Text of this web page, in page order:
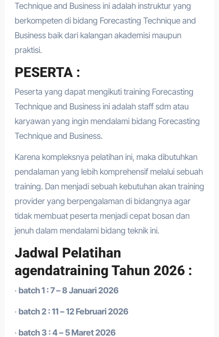
Technique and Business ini adalah instruktur yang
berkompeten di bidang Forecasting Technique and
Business baik dari kalangan akademisi maupun
praktisi.
PESERTA :
Peserta yang dapat mengikuti training Forecasting
Technique and Business ini adalah staff sdm atau
karyawan yang ingin mendalami bidang Forecasting
Technique and Business.
Karena kompleksnya pelatihan ini, maka dibutuhkan
pendalaman yang lebih komprehensif melalui sebuah
training. Dan menjadi sebuah kebutuhan akan training
provider yang berpengalaman di bidangnya agar
tidak membuat peserta menjadi cepat bosan dan
jenuh dalam mendalami bidang teknik ini.
Jadwal Pelatihan
agendatraining Tahun 2026 :
· batch 1 : 7 – 8 Januari 2026
· batch 2 : 11 – 12 Februari 2026
· batch 3 : 4 – 5 Maret 2026